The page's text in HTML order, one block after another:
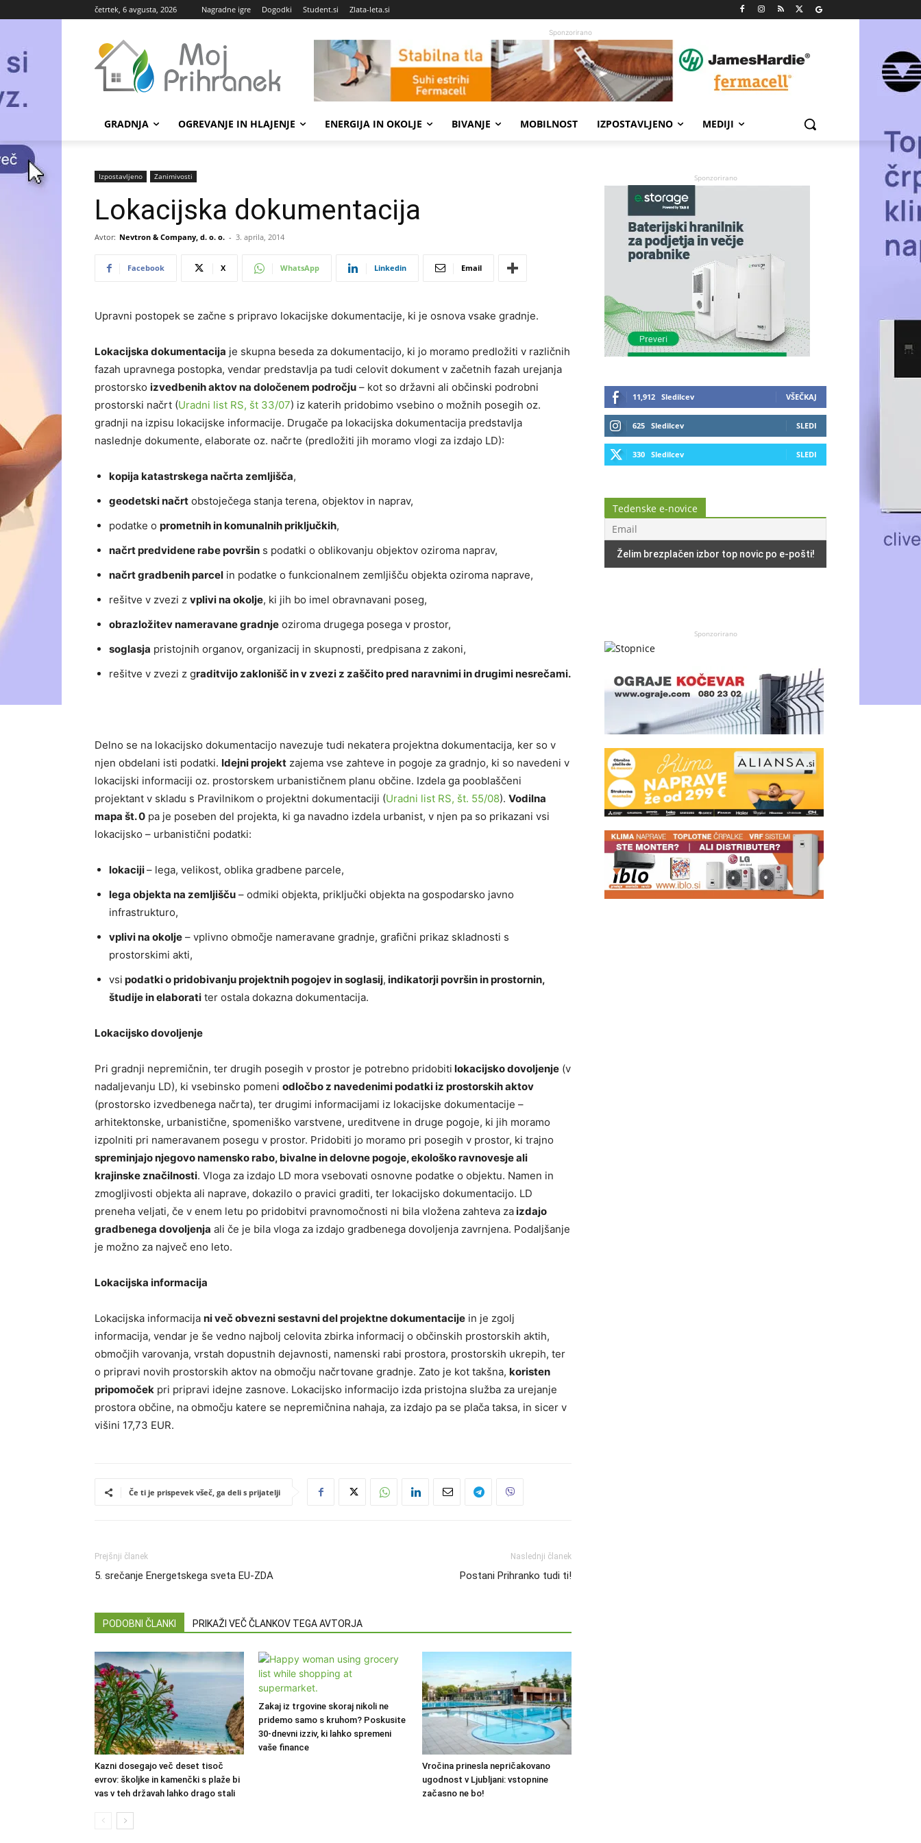
četrtek, 6 avgusta, 2026 Nagradne igre Dogodki Student.si Zlata-leta.si
Sponzorirano
GRADNJA OGREVANJE IN HLAJENJE ENERGIJA IN OKOLJE BIVANJE MOBILNOST IZPOSTAVLJENO MEDIJI
Izpostavljeno Zanimivosti
Lokacijska dokumentacija
Avtor: Nevtron & Company, d. o. o. - 3. aprila, 2014
Facebook X WhatsApp Linkedin Email
Upravni postopek se začne s pripravo lokacijske dokumentacije, ki je osnova vsake gradnje.
Lokacijska dokumentacija je skupna beseda za dokumentacijo, ki jo moramo predložiti v različnih
fazah upravnega postopka, vendar predstavlja pa tudi celovit dokument v začetnih fazah urejanja
prostorsko izvedbenih aktov na določenem področju – kot so državni ali občinski podrobni
prostorski načrt (Uradni list RS, št 33/07) iz katerih pridobimo vsebino o možnih posegih oz.
gradnji na izpisu lokacijske informacije. Drugače pa lokacijska dokumentacija predstavlja
naslednje dokumente, elaborate oz. načrte (predložiti jih moramo vlogi za izdajo LD):
kopija katastrskega načrta zemljišča,
geodetski načrt obstoječega stanja terena, objektov in naprav,
podatke o prometnih in komunalnih priključkih,
načrt predvidene rabe površin s podatki o oblikovanju objektov oziroma naprav,
načrt gradbenih parcel in podatke o funkcionalnem zemljišču objekta oziroma naprave,
rešitve v zvezi z vplivi na okolje, ki jih bo imel obravnavani poseg,
obrazložitev nameravane gradnje oziroma drugega posega v prostor,
soglasja pristojnih organov, organizacij in skupnosti, predpisana z zakoni,
rešitve v zvezi z graditvijo zaklonišč in v zvezi z zaščito pred naravnimi in drugimi nesrečami.
Delno se na lokacijsko dokumentacijo navezuje tudi nekatera projektna dokumentacija, ker so v
njen obdelani isti podatki. Idejni projekt zajema vse zahteve in pogoje za gradnjo, ki so navedeni v
lokacijski informaciji oz. prostorskem urbanističnem planu občine. Izdela ga pooblaščeni
projektant v skladu s Pravilnikom o projektni dokumentaciji (Uradni list RS, št. 55/08). Vodilna
mapa št. 0 pa je poseben del projekta, ki ga navadno izdela urbanist, v njen pa so prikazani vsi
lokacijsko – urbanistični podatki:
lokaciji– lega, velikost, oblika gradbene parcele,
lega objekta na zemljišču – odmiki objekta, priključki objekta na gospodarsko javno
infrastrukturo,
vplivi na okolje – vplivno območje nameravane gradnje, grafični prikaz skladnosti s
prostorskimi akti,
vsi podatki o pridobivanju projektnih pogojev in soglasij, indikatorji površin in prostornin,
študije in elaborati ter ostala dokazna dokumentacija.
Lokacijsko dovoljenje
Pri gradnji nepremičnin, ter drugih posegih v prostor je potrebno pridobiti lokacijsko dovoljenje (v
nadaljevanju LD), ki vsebinsko pomeni odločbo z navedenimi podatki iz prostorskih aktov
(prostorsko izvedbenega načrta), ter drugimi informacijami iz lokacijske dokumentacije –
arhitektonske, urbanistične, spomeniško varstvene, ureditvene in druge pogoje, ki jih moramo
izpolniti pri nameravanem posegu v prostor. Pridobiti jo moramo pri posegih v prostor, ki trajno
spreminjajo njegovo namensko rabo, bivalne in delovne pogoje, ekološko ravnovesje ali
krajinske značilnosti. Vloga za izdajo LD mora vsebovati osnovne podatke o objektu. Namen in
zmogljivosti objekta ali naprave, dokazilo o pravici graditi, ter lokacijsko dokumentacijo. LD
preneha veljati, če v enem letu po pridobitvi pravnomočnosti ni bila vložena zahteva zaizdajo
gradbenega dovoljenja ali če je bila vloga za izdajo gradbenega dovoljenja zavrnjena. Podaljšanje
je možno za največ eno leto.
Lokacijska informacija
Lokacijska informacija ni več obvezni sestavni del projektne dokumentacije in je zgolj
informacija, vendar je še vedno najbolj celovita zbirka informacij o občinskih prostorskih aktih,
območjih varovanja, vrstah dopustnih dejavnosti, namenski rabi prostora, prostorskih ukrepih, ter
o pripravi novih prostorskih aktov na območju načrtovane gradnje. Zato je kot takšna, koristen
pripomoček pri pripravi idejne zasnove. Lokacijsko informacijo izda pristojna služba za urejanje
prostora občine, na območju katere se nepremičnina nahaja, za izdajo pa se plača taksa, in sicer v
višini 17,73 EUR.
Če ti je prispevek všeč, ga deli s prijatelji
Prejšnji članek
5. srečanje Energetskega sveta EU-ZDA
Naslednji članek
Postani Prihranko tudi ti!
PODOBNI ČLANKI PRIKAŽI VEČ ČLANKOV TEGA AVTORJA
Kazni dosegajo več deset tisoč
evrov: školjke in kamenčki s plaže bi
vas v teh državah lahko drago stali
Zakaj iz trgovine skoraj nikoli ne
pridemo samo s kruhom? Poskusite
30-dnevni izziv, ki lahko spremeni
vaše finance
Vročina prinesla nepričakovano
ugodnost v Ljubljani: vstopnine
začasno ne bo!
Sponzorirano
11,912 Sledilcev VŠEČKAJ
625 Sledilcev SLEDI
330 Sledilcev SLEDI
Tedenske e-novice
Sponzorirano